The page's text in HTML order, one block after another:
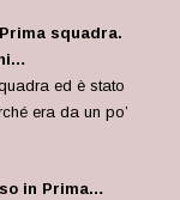
squadra.
ed è stato
era da un po’
in Prima…